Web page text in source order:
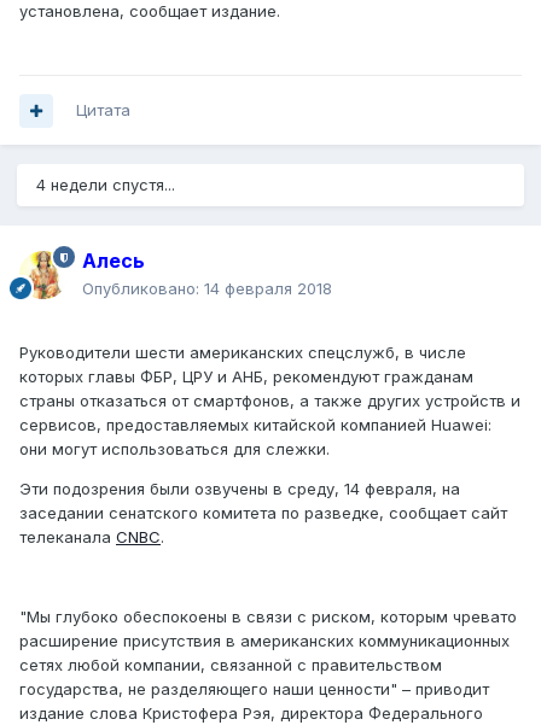
установлена, сообщает издание.
Цитата
4 недели спустя...
Алесь
Опубликовано: 14 февраля 2018
Руководители шести американских спецслужб, в числе
которых главы ФБР, ЦРУ и АНБ, рекомендуют гражданам
страны отказаться от смартфонов, а также других устройств и
сервисов, предоставляемых китайской компанией Huawei:
они могут использоваться для слежки.
Эти подозрения были озвучены в среду, 14 февраля, на
заседании сенатского комитета по разведке, сообщает сайт
телеканала CNBC.
"Мы глубоко обеспокоены в связи с риском, которым чревато
расширение присутствия в американских коммуникационных
сетях любой компании, связанной с правительством
государства, не разделяющего наши ценности" – приводит
издание слова Кристофера Рэя, директора Федерального